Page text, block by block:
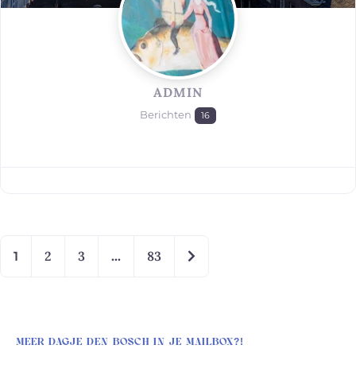
ADMIN
Berichten 16
1 2 3 … 83 Oudere berichten
MEER DAGJE DEN BOSCH IN JE MAILBOX?!